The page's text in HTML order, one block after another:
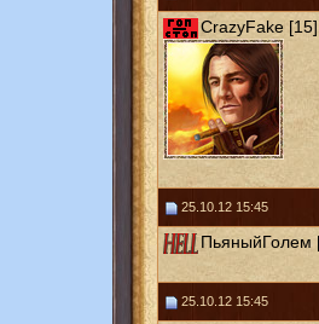
CrazyFake [15]
25.10.12 15:45
ПьяныйГолем
25.10.12 15:45